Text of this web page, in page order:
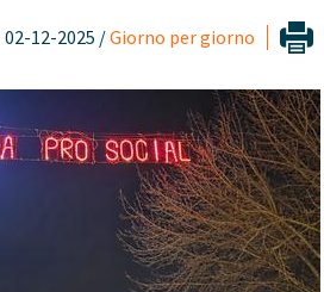
02-12-2025 /Giorno per giorno